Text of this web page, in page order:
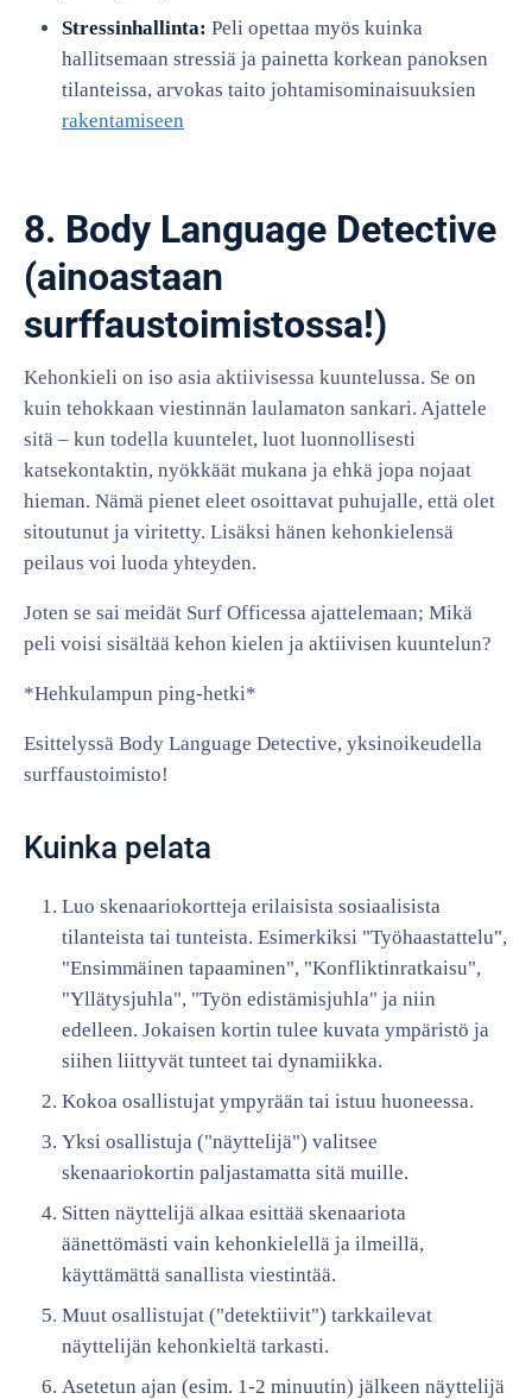
Stressinhallinta: Peli opettaa myös kuinka
hallitsemaan stressiä ja painetta korkean panoksen
tilanteissa, arvokas taito johtamisominaisuuksien
rakentamiseen
8. Body Language Detective
(ainoastaan
surffaustoimistossa!)
Kehonkieli on iso asia aktiivisessa kuuntelussa. Se on
kuin tehokkaan viestinnän laulamaton sankari. Ajattele
sitä – kun todella kuuntelet, luot luonnollisesti
katsekontaktin, nyökkäät mukana ja ehkä jopa nojaat
hieman. Nämä pienet eleet osoittavat puhujalle, että olet
sitoutunut ja viritetty. Lisäksi hänen kehonkielensä
peilaus voi luoda yhteyden.
Joten se sai meidät Surf Officessa ajattelemaan; Mikä
peli voisi sisältää kehon kielen ja aktiivisen kuuntelun?
*Hehkulampun ping-hetki*
Esittelyssä Body Language Detective, yksinoikeudella
surffaustoimisto!
Kuinka pelata
Luo skenaariokortteja erilaisista sosiaalisista
tilanteista tai tunteista. Esimerkiksi "Työhaastattelu",
"Ensimmäinen tapaaminen", "Konfliktinratkaisu",
"Yllätysjuhla", "Työn edistämisjuhla" ja niin
edelleen. Jokaisen kortin tulee kuvata ympäristö ja
siihen liittyvät tunteet tai dynamiikka.
Kokoa osallistujat ympyrään tai istuu huoneessa.
Yksi osallistuja ("näyttelijä") valitsee
skenaariokortin paljastamatta sitä muille.
Sitten näyttelijä alkaa esittää skenaariota
äänettömästi vain kehonkielellä ja ilmeillä,
käyttämättä sanallista viestintää.
Muut osallistujat ("detektiivit") tarkkailevat
näyttelijän kehonkieltä tarkasti.
Asetetun ajan (esim. 1-2 minuutin) jälkeen näyttelijä